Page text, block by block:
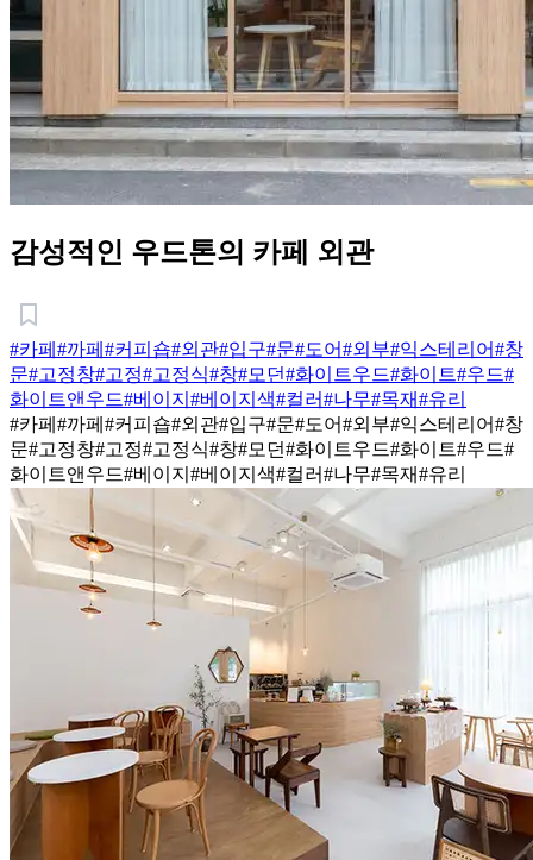
감성적인 우드톤의 카페 외관
#카페 #까페 #커피숍#외관#입구#문#도어#외부#익스테리어#창
문#고정창#고정#고정식#창#모던#화이트우드#화이트#우드#
화이트앤우드#베이지 #베이지색#컬러#나무#목재#유리
#카페 #까페 #커피숍#외관#입구#문#도어#외부#익스테리어#창
문#고정창#고정#고정식#창#모던#화이트우드#화이트#우드#
화이트앤우드#베이지 #베이지색#컬러#나무#목재#유리